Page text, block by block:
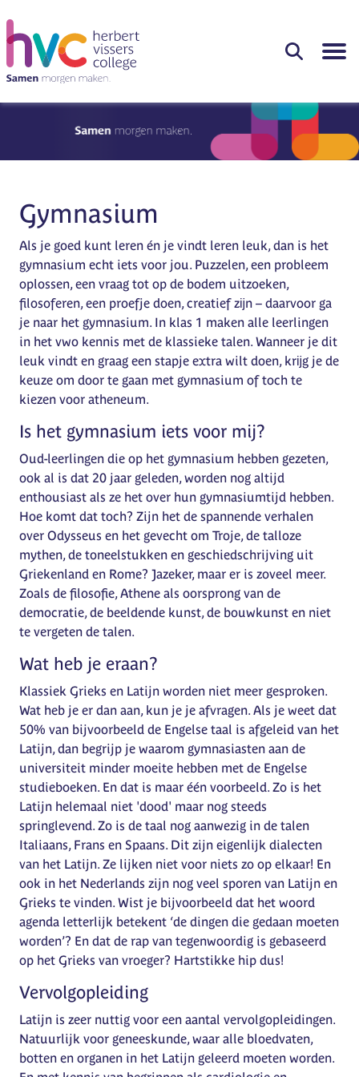
Gymnasium
Als je goed kunt leren én je vindt leren leuk, dan is het
gymnasium echt iets voor jou. Puzzelen, een probleem
oplossen, een vraag tot op de bodem uitzoeken,
filosoferen, een proefje doen, creatief zĳn – daarvoor ga
je naar het gymnasium. In klas 1 maken alle leerlingen
in het vwo kennis met de klassieke talen. Wanneer je dit
leuk vindt en graag een stapje extra wilt doen, krĳg je de
keuze om door te gaan met gymnasium of toch te
kiezen voor atheneum.
Is het gymnasium iets voor mij?
Oud-leerlingen die op het gymnasium hebben gezeten,
ook al is dat 20 jaar geleden, worden nog altijd
enthousiast als ze het over hun gymnasiumtijd hebben.
Hoe komt dat toch? Zijn het de spannende verhalen
over Odysseus en het gevecht om Troje, de talloze
mythen, de toneelstukken en geschiedschrijving uit
Griekenland en Rome? Jazeker, maar er is zoveel meer.
Zoals de filosofie, Athene als oorsprong van de
democratie, de beeldende kunst, de bouwkunst en niet
te vergeten de talen.
Wat heb je eraan?
Klassiek Grieks en Latijn worden niet meer gesproken.
Wat heb je er dan aan, kun je je afvragen. Als je weet dat
50% van bijvoorbeeld de Engelse taal is afgeleid van het
Latijn, dan begrijp je waarom gymnasiasten aan de
universiteit minder moeite hebben met de Engelse
studieboeken. En dat is maar één voorbeeld. Zo is het
Latijn helemaal niet 'dood' maar nog steeds
springlevend. Zo is de taal nog aanwezig in de talen
Italiaans, Frans en Spaans. Dit zijn eigenlijk dialecten
van het Latijn. Ze lijken niet voor niets zo op elkaar! En
ook in het Nederlands zijn nog veel sporen van Latijn en
Grieks te vinden. Wist je bijvoorbeeld dat het woord
agenda letterlijk betekent ‘de dingen die gedaan moeten
worden’? En dat de rap van tegenwoordig is gebaseerd
op het Grieks van vroeger? Hartstikke hip dus!
Vervolgopleiding
Latijn is zeer nuttig voor een aantal vervolgopleidingen.
Natuurlijk voor geneeskunde, waar alle bloedvaten,
botten en organen in het Latijn geleerd moeten worden.